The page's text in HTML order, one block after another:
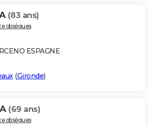
(83 ans)
obsèques
ESPAGNE
(Gironde)
(69 ans)
obsèques